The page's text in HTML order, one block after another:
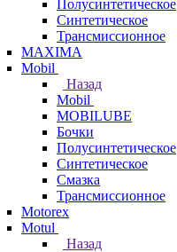
Полусинтетическое
Синтетическое
Трансмиссионное
MAXIMA
Mobil
Назад
Mobil
MOBILUBE
Бочки
Полусинтетическое
Синтетическое
Смазка
Трансмиссионное
Motorex
Motul
Назад